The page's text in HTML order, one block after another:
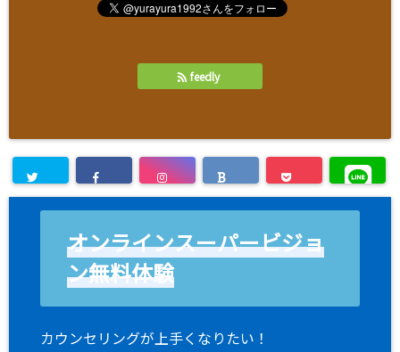
feedly
オンラインスーパービジョ
ン無料体験
カウンセリングが上手くなりたい！